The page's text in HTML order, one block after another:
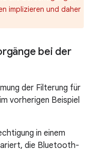
implizieren und daher
bei der
der Filterung für
vorherigen Beispiel
in einem
die Bluetooth-